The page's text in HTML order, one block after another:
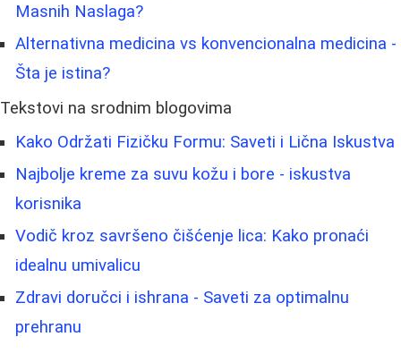
Masnih Naslaga?
Alternativna medicina vs konvencionalna medicina -
Šta je istina?
Tekstovi na srodnim blogovima
Kako Održati Fizičku Formu: Saveti i Lična Iskustva
Najbolje kreme za suvu kožu i bore - iskustva
korisnika
Vodič kroz savršeno čišćenje lica: Kako pronaći
idealnu umivalicu
Zdravi doručci i ishrana - Saveti za optimalnu
prehranu